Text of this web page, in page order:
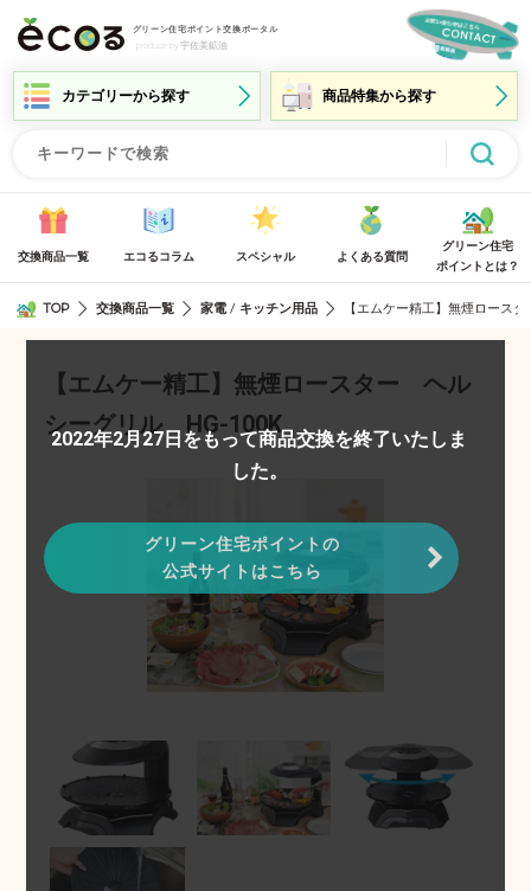
グリーン住宅ポイント交換ポータル
produce by 宇佐美鉱油
交換商品一覧 エコるコラム スペシャル よくある質問
グリーン住宅
ポイントとは？
TOP 交換商品一覧 家電 / キッチン用品 【エムケー精工】無煙ロー
2022年2月27日をもって商品交換を終了いたしま
した。
グリーン住宅ポイントの
公式サイトはこちら
【エムケー精工】無煙ロースター ヘル
シーグリル HG-100K